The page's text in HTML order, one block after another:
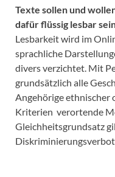
Texte sollen und
dafür flüssig lesbar
Lesbarkeit wird im
sprachliche
divers verzichtet. Mit
grundsätzlich alle
Angehörige ethnischer
Kriterien verortende
Gleichheitsgrundsatz